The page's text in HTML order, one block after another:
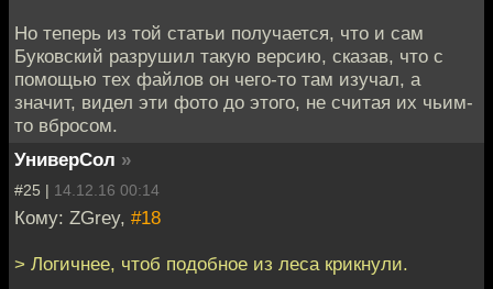
Но теперь из той статьи получается, что и сам
Буковский разрушил такую версию, сказав, что с
помощью тех файлов он чего-то там изучал, а
значит, видел эти фото до этого, не считая их чьим-
то вбросом.
УниверСол »
#25 | 14.12.16 00:14
Кому: ZGrey, #18
> Логичнее, чтоб подобное из леса крикнули.